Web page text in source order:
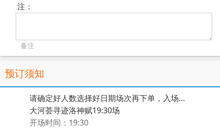
注：
备注
预订须知
请确定好人数选择好日期场次再下单，入场方式：收到电子票短信的，在检票口刷短信二维码或者身份证入场，未收到电子票短信的，刷身份证或者凭着身份证到游客中心纸质票检票入园。本票为演出票，仅限当天当场次使用！
大河荟寻迹洛神赋19:30场
开场时间：19:30